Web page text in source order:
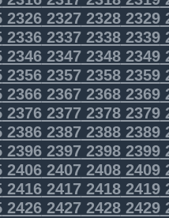
2326232723282329
2336233723382339
2346234723482349
2356235723582359
2366236723682369
2376237723782379
2386238723882389
2396239723982399
2406240724082409
2416241724182419
2426242724282429